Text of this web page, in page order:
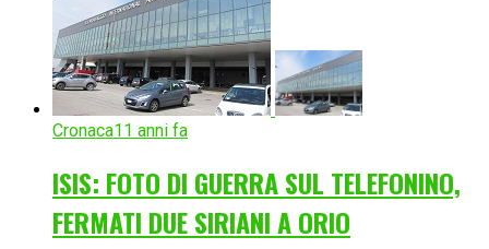
Cronaca11 anni fa
ISIS: FOTO DI GUERRA SUL TELEFONINO,
FERMATI DUE SIRIANI A ORIO